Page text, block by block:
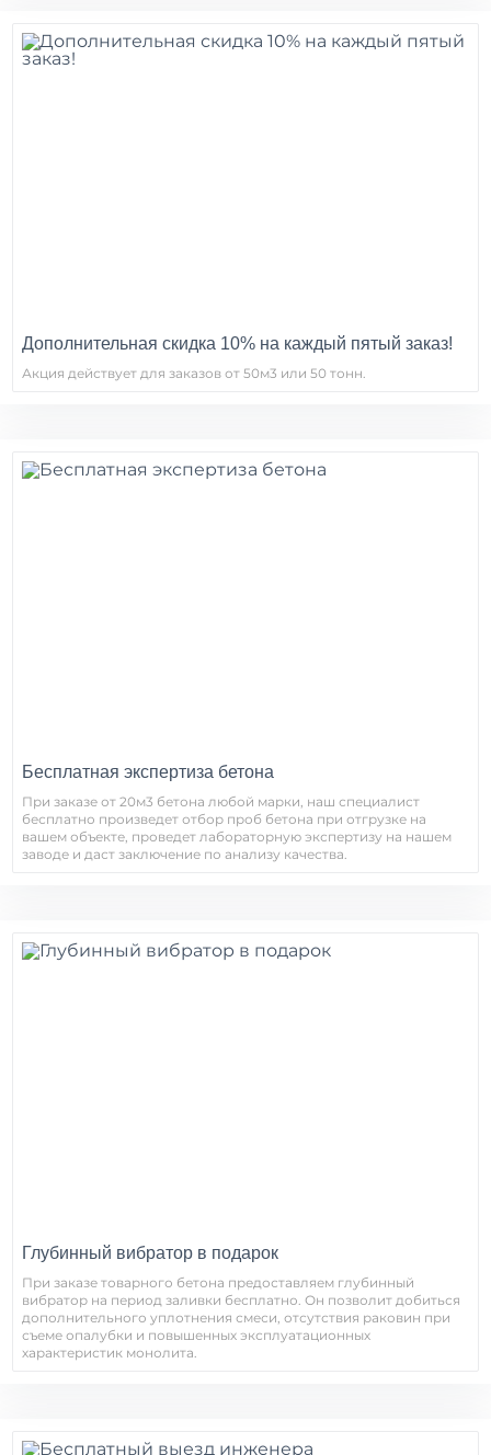
Дополнительная скидка 10% на каждый пятый заказ!
Акция действует для заказов от 50м3 или 50 тонн.
Бесплатная экспертиза бетона
При заказе от 20м3 бетона любой марки, наш специалист
бесплатно произведет отбор проб бетона при отгрузке на
вашем объекте, проведет лабораторную экспертизу на нашем
заводе и даст заключение по анализу качества.
Глубинный вибратор в подарок
При заказе товарного бетона предоставляем глубинный
вибратор на период заливки бесплатно. Он позволит добиться
дополнительного уплотнения смеси, отсутствия раковин при
съеме опалубки и повышенных эксплуатационных
характеристик монолита.